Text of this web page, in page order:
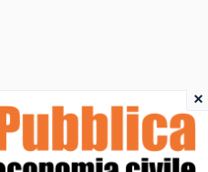
×